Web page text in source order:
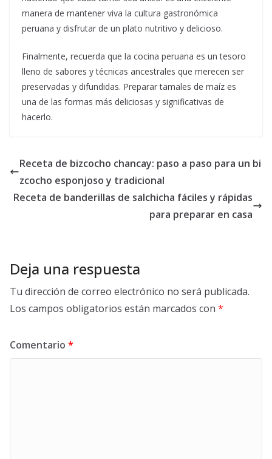
manera de mantener viva la cultura gastronómica
peruana y disfrutar de un plato nutritivo y delicioso.
Finalmente, recuerda que la cocina peruana es un tesoro
lleno de sabores y técnicas ancestrales que merecen ser
preservadas y difundidas. Preparar tamales de maíz es
una de las formas más deliciosas y significativas de
hacerlo.
Receta de bizcocho chancay: paso a paso para un bi
zcocho esponjoso y tradicional
Receta de banderillas de salchicha fáciles y rápidas
para preparar en casa
Deja una respuesta
Tu dirección de correo electrónico no será publicada.
Los campos obligatorios están marcados con *
Comentario *